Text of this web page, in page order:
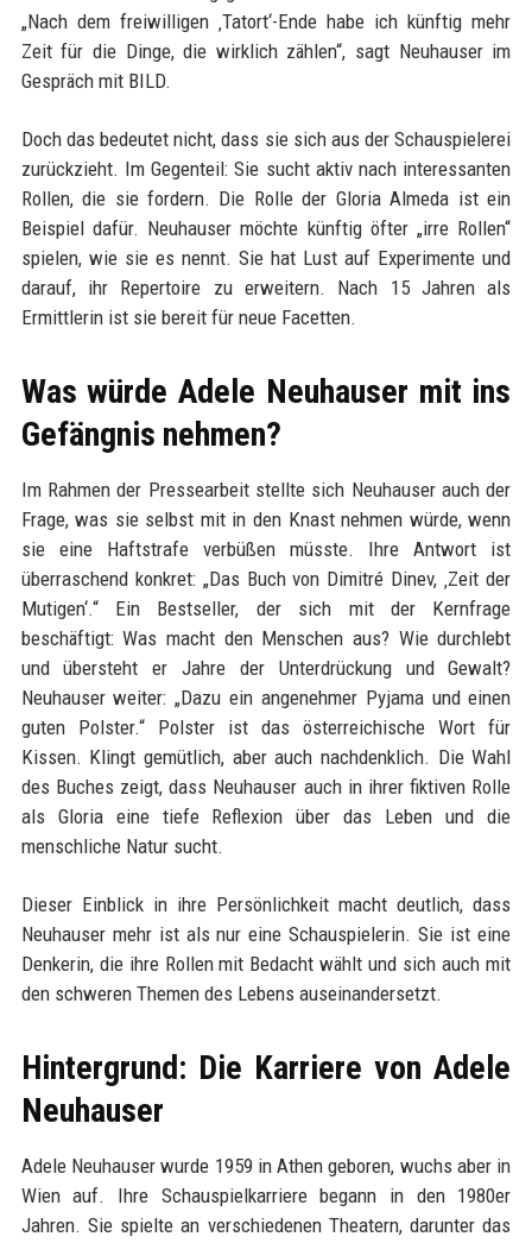
„Nach dem freiwilligen ‚Tatort‘-Ende habe ich künftig mehr
Zeit für die Dinge, die wirklich zählen“, sagt Neuhauser im
Gespräch mit BILD.
Doch das bedeutet nicht, dass sie sich aus der Schauspielerei
zurückzieht. Im Gegenteil: Sie sucht aktiv nach interessanten
Rollen, die sie fordern. Die Rolle der Gloria Almeda ist ein
Beispiel dafür. Neuhauser möchte künftig öfter „irre Rollen“
spielen, wie sie es nennt. Sie hat Lust auf Experimente und
darauf, ihr Repertoire zu erweitern. Nach 15 Jahren als
Ermittlerin ist sie bereit für neue Facetten.
Was würde Adele Neuhauser mit ins
Gefängnis nehmen?
Im Rahmen der Pressearbeit stellte sich Neuhauser auch der
Frage, was sie selbst mit in den Knast nehmen würde, wenn
sie eine Haftstrafe verbüßen müsste. Ihre Antwort ist
überraschend konkret: „Das Buch von Dimitré Dinev, ‚Zeit der
Mutigen‘.“ Ein Bestseller, der sich mit der Kernfrage
beschäftigt: Was macht den Menschen aus? Wie durchlebt
und übersteht er Jahre der Unterdrückung und Gewalt?
Neuhauser weiter: „Dazu ein angenehmer Pyjama und einen
guten Polster.“ Polster ist das österreichische Wort für
Kissen. Klingt gemütlich, aber auch nachdenklich. Die Wahl
des Buches zeigt, dass Neuhauser auch in ihrer fiktiven Rolle
als Gloria eine tiefe Reflexion über das Leben und die
menschliche Natur sucht.
Dieser Einblick in ihre Persönlichkeit macht deutlich, dass
Neuhauser mehr ist als nur eine Schauspielerin. Sie ist eine
Denkerin, die ihre Rollen mit Bedacht wählt und sich auch mit
den schweren Themen des Lebens auseinandersetzt.
Hintergrund: Die Karriere von Adele
Neuhauser
Adele Neuhauser wurde 1959 in Athen geboren, wuchs aber in
Wien auf. Ihre Schauspielkarriere begann in den 1980er
Jahren. Sie spielte an verschiedenen Theatern, darunter das